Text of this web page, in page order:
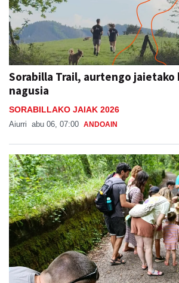
Sorabilla Trail, aurtengo
nagusia
SORABILLAKO JAIAK 2026
Aiurri abu 06, 07:00 ANDOAIN